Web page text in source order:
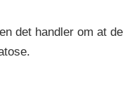
det handler om at